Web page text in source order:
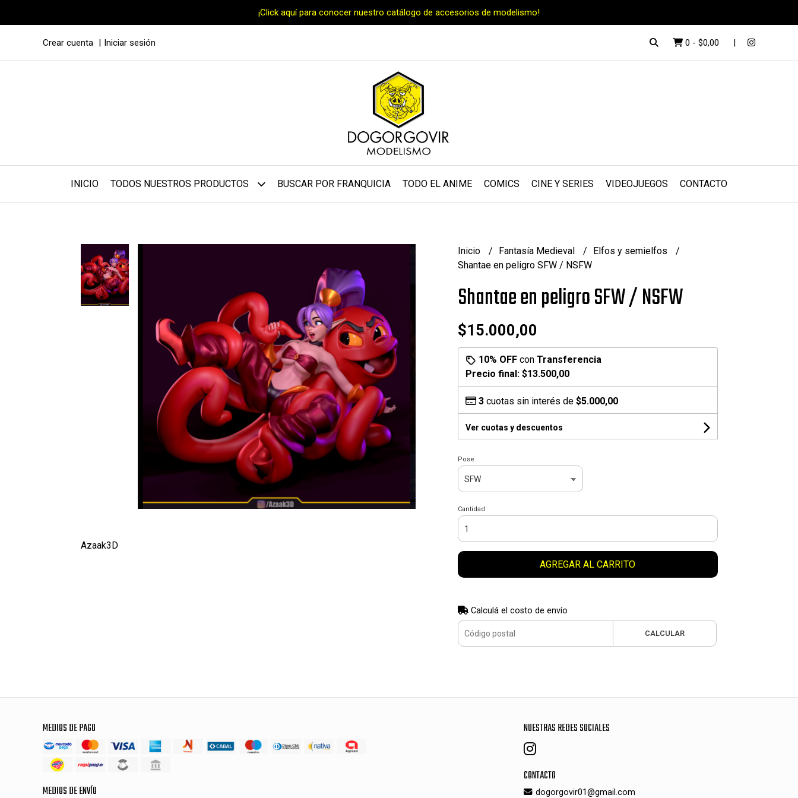
¡Click aquí para conocer nuestro catálogo de accesorios de modelismo!
Crear cuenta Iniciar sesión 0 - $0,00
INICIO TODOS NUESTROS PRODUCTOS BUSCAR POR FRANQUICIA TODO EL ANIME COMICS CINE Y SERIES VIDEOJUEGOS CONTACTO
Azaak3D
Inicio Fantasía Medieval
Elfos y semielfos
Shantae en peligro SFW / NSFW
Shantae en peligro SFW / NSFW
$15.000,00
10% OFFcon Transferencia
Precio final: $13.500,00
3cuotas sin interés de $5.000,00
Ver cuotas y descuentos
Pose
Cantidad
AGREGAR AL CARRITO
Calculá el costo de envío
CALCULAR
MEDIOS DE PAGO
MEDIOS DE ENVÍO
NUESTRAS REDES SOCIALES
CONTACTO
dogorgovir01@gmail.com